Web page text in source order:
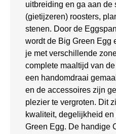
uitbreiding en ga aan de
(gietijzeren) roosters,
stenen. Door de
wordt de Big Green Egg
je met verschillende
complete maaltijd van
een handomdraai
en de accessoires zijn
plezier te vergroten. Dit
kwaliteit, degelijkheid
Green Egg. De handige